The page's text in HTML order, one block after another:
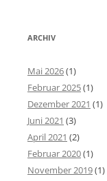
ARCHIV
Mai 2026(1)
Februar 2025(1)
Dezember 2021 (1)
Juni 2021 (3)
April 2021 (2)
Februar 2020(1)
November 2019(1)